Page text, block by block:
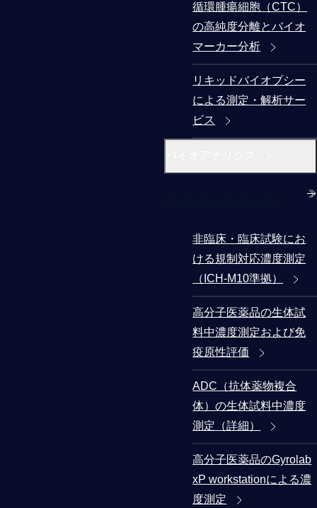
循環腫瘍細胞（CTC）
の高純度分離とバイオ
マーカー分析
リキッドバイオプシー
による測定・解析サー
ビス
非臨床・臨床試験にお
ける規制対応濃度測定
（ICH-M10準拠）
高分子医薬品の生体試
料中濃度測定および免
疫原性評価
ADC（抗体薬物複合
体）の生体試料中濃度
測定（詳細）
高分子医薬品のGyrolab
xP workstationによる濃
度測定